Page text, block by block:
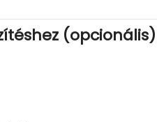
(opcionális)